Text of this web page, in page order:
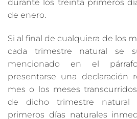
durante los treinta primeros
de enero.
Si al final de cualquiera de los
cada trimestre natural se
mencionado en el
presentarse una declaración
mes o los meses
de dicho trimestre natural
primeros días naturales